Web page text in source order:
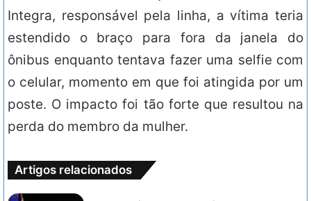
Integra, responsável pela linha, a vítima teria
estendido o braço para fora da janela do
ônibus enquanto tentava fazer uma selfie com
o celular, momento em que foi atingida por um
poste. O impacto foi tão forte que resultou na
perda do membro da mulher.
Artigos relacionados